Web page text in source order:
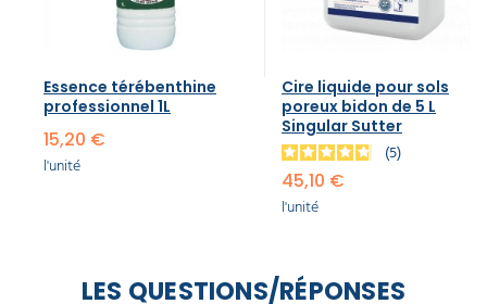
Essence térébenthine​
professionnel 1L
15,20 €
l'unité
Cire liquide pour sols
poreux bidon de 5 L
Singular Sutter
5
45,10 €
l'unité
LES QUESTIONS/RÉPONSES